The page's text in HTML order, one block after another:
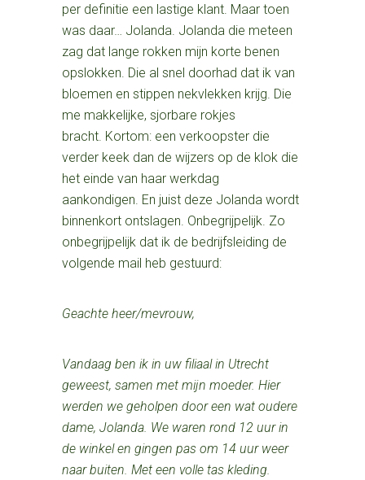
per definitie een lastige klant. Maar toen
was daar… Jolanda. Jolanda die meteen
zag dat lange rokken mijn korte benen
opslokken. Die al snel doorhad dat ik van
bloemen en stippen nekvlekken krijg. Die
me makkelijke, sjorbare rokjes
bracht. Kortom: een verkoopster die
verder keek dan de wijzers op de klok die
het einde van haar werkdag
aankondigen. En juist deze Jolanda wordt
binnenkort ontslagen. Onbegrijpelijk. Zo
onbegrijpelijk dat ik de bedrijfsleiding de
volgende mail heb gestuurd:
Geachte heer/mevrouw,
Vandaag ben ik in uw filiaal in Utrecht
geweest, samen met mijn moeder. Hier
werden we geholpen door een wat oudere
dame, Jolanda. We waren rond 12 uur in
de winkel en gingen pas om 14 uur weer
naar buiten. Met een volle tas kleding.